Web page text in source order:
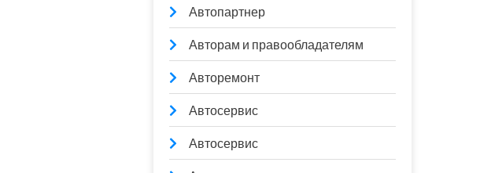
Автопартнер
Авторам и правообладателям
Авторемонт
Автосервис
Автосервис